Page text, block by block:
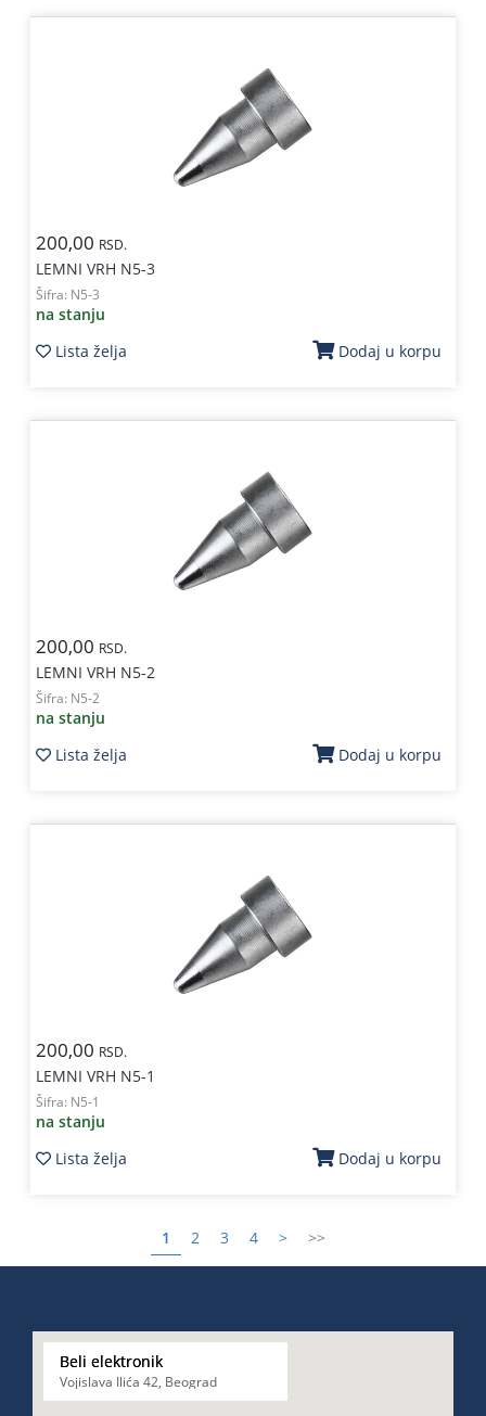
200,00 RSD.
LEMNI VRH N5-3
Šifra: N5-3
na stanju
Lista želja
Dodaj u korpu
200,00 RSD.
LEMNI VRH N5-2
Šifra: N5-2
na stanju
Lista želja
Dodaj u korpu
200,00 RSD.
LEMNI VRH N5-1
Šifra: N5-1
na stanju
Lista želja
Dodaj u korpu
1 2 3 4 > >>
Beli elektronik
Vojislava Ilića 42, Beograd